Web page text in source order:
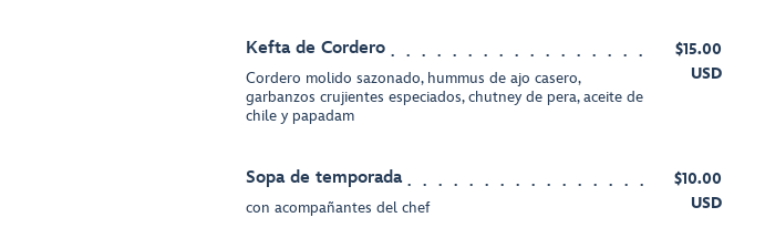
Kefta de Cordero
Cordero molido sazonado, hummus de ajo casero,
garbanzos crujientes especiados, chutney de pera, aceite de
chile y papadam
$15.00
USD
Sopa de temporada
con acompañantes del chef
$10.00
USD